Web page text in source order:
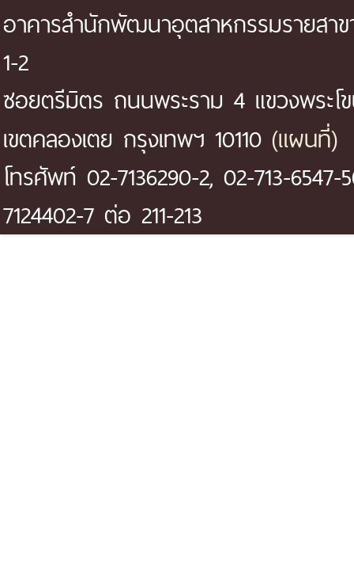
อาคารสำนักพัฒนาอุตสาหกรรมรายสา
1-2
ซอยตรีมิตร ถนนพระราม 4 แขวงพระโ
เขตคลองเตย กรุงเทพฯ 10110 (แผนที่)
โทรศัพท์ 02-7136290-2, 02-713-6547-
7124402-7 ต่อ 211-213